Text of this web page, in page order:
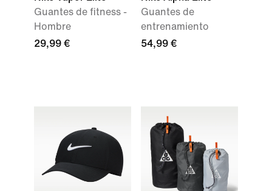
Guantes de fitness -
Hombre
29,99 €
Guantes de
entrenamiento
54,99 €